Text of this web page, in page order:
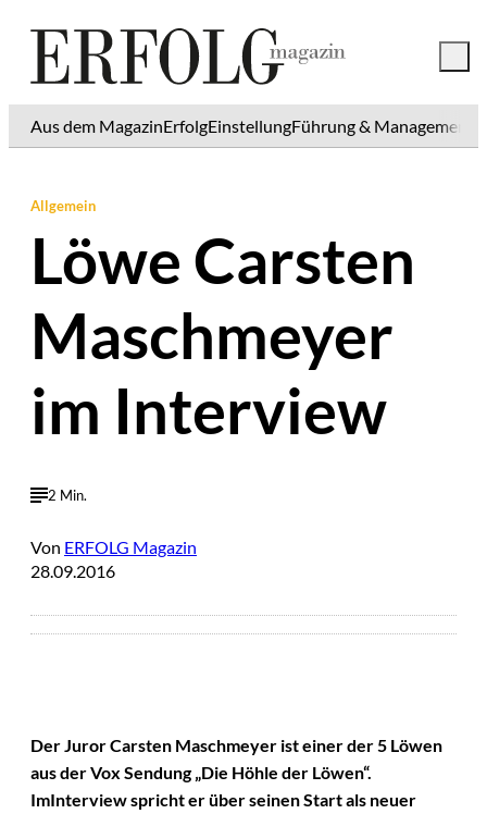
Aus dem MagazinErfolgEinstellungFührung & Management
Allgemein
Löwe Carsten
Maschmeyer
im Interview
2 Min.
Von ERFOLG Magazin
28.09.2016
Der Juror Carsten Maschmeyer ist einer der 5 Löwen
aus der Vox Sendung „Die Höhle der Löwen“.
ImInterview spricht er über seinen Start als neuer